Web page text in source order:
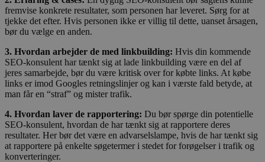
fremvise konkrete resultater, som personen har leveret. Sørg for at
tjekke det efter. Hvis personen ikke er villig til dette, uanset årsagen,
bør du vælge en anden.
3. Hvordan arbejder de med linkbuilding: Hvis din kommende
SEO-konsulent har tænkt sig at lade linkbuilding være en del af
jeres samarbejde, bør du være kritisk over for købte links. At købe
links er imod Googles retningslinjer og kan i værste fald betyde, at
man får en “straf” og mister trafik.
4. Hvordan laver de rapportering: Du bør spørge din potentielle
SEO-konsulent, hvordan de har tænkt sig at rapportere deres
resultater. Her bør det være en advarselslampe, hvis de har tænkt sig
at rapportere på enkelte søgetermer i stedet for forøgelser i trafik og
konverteringer.